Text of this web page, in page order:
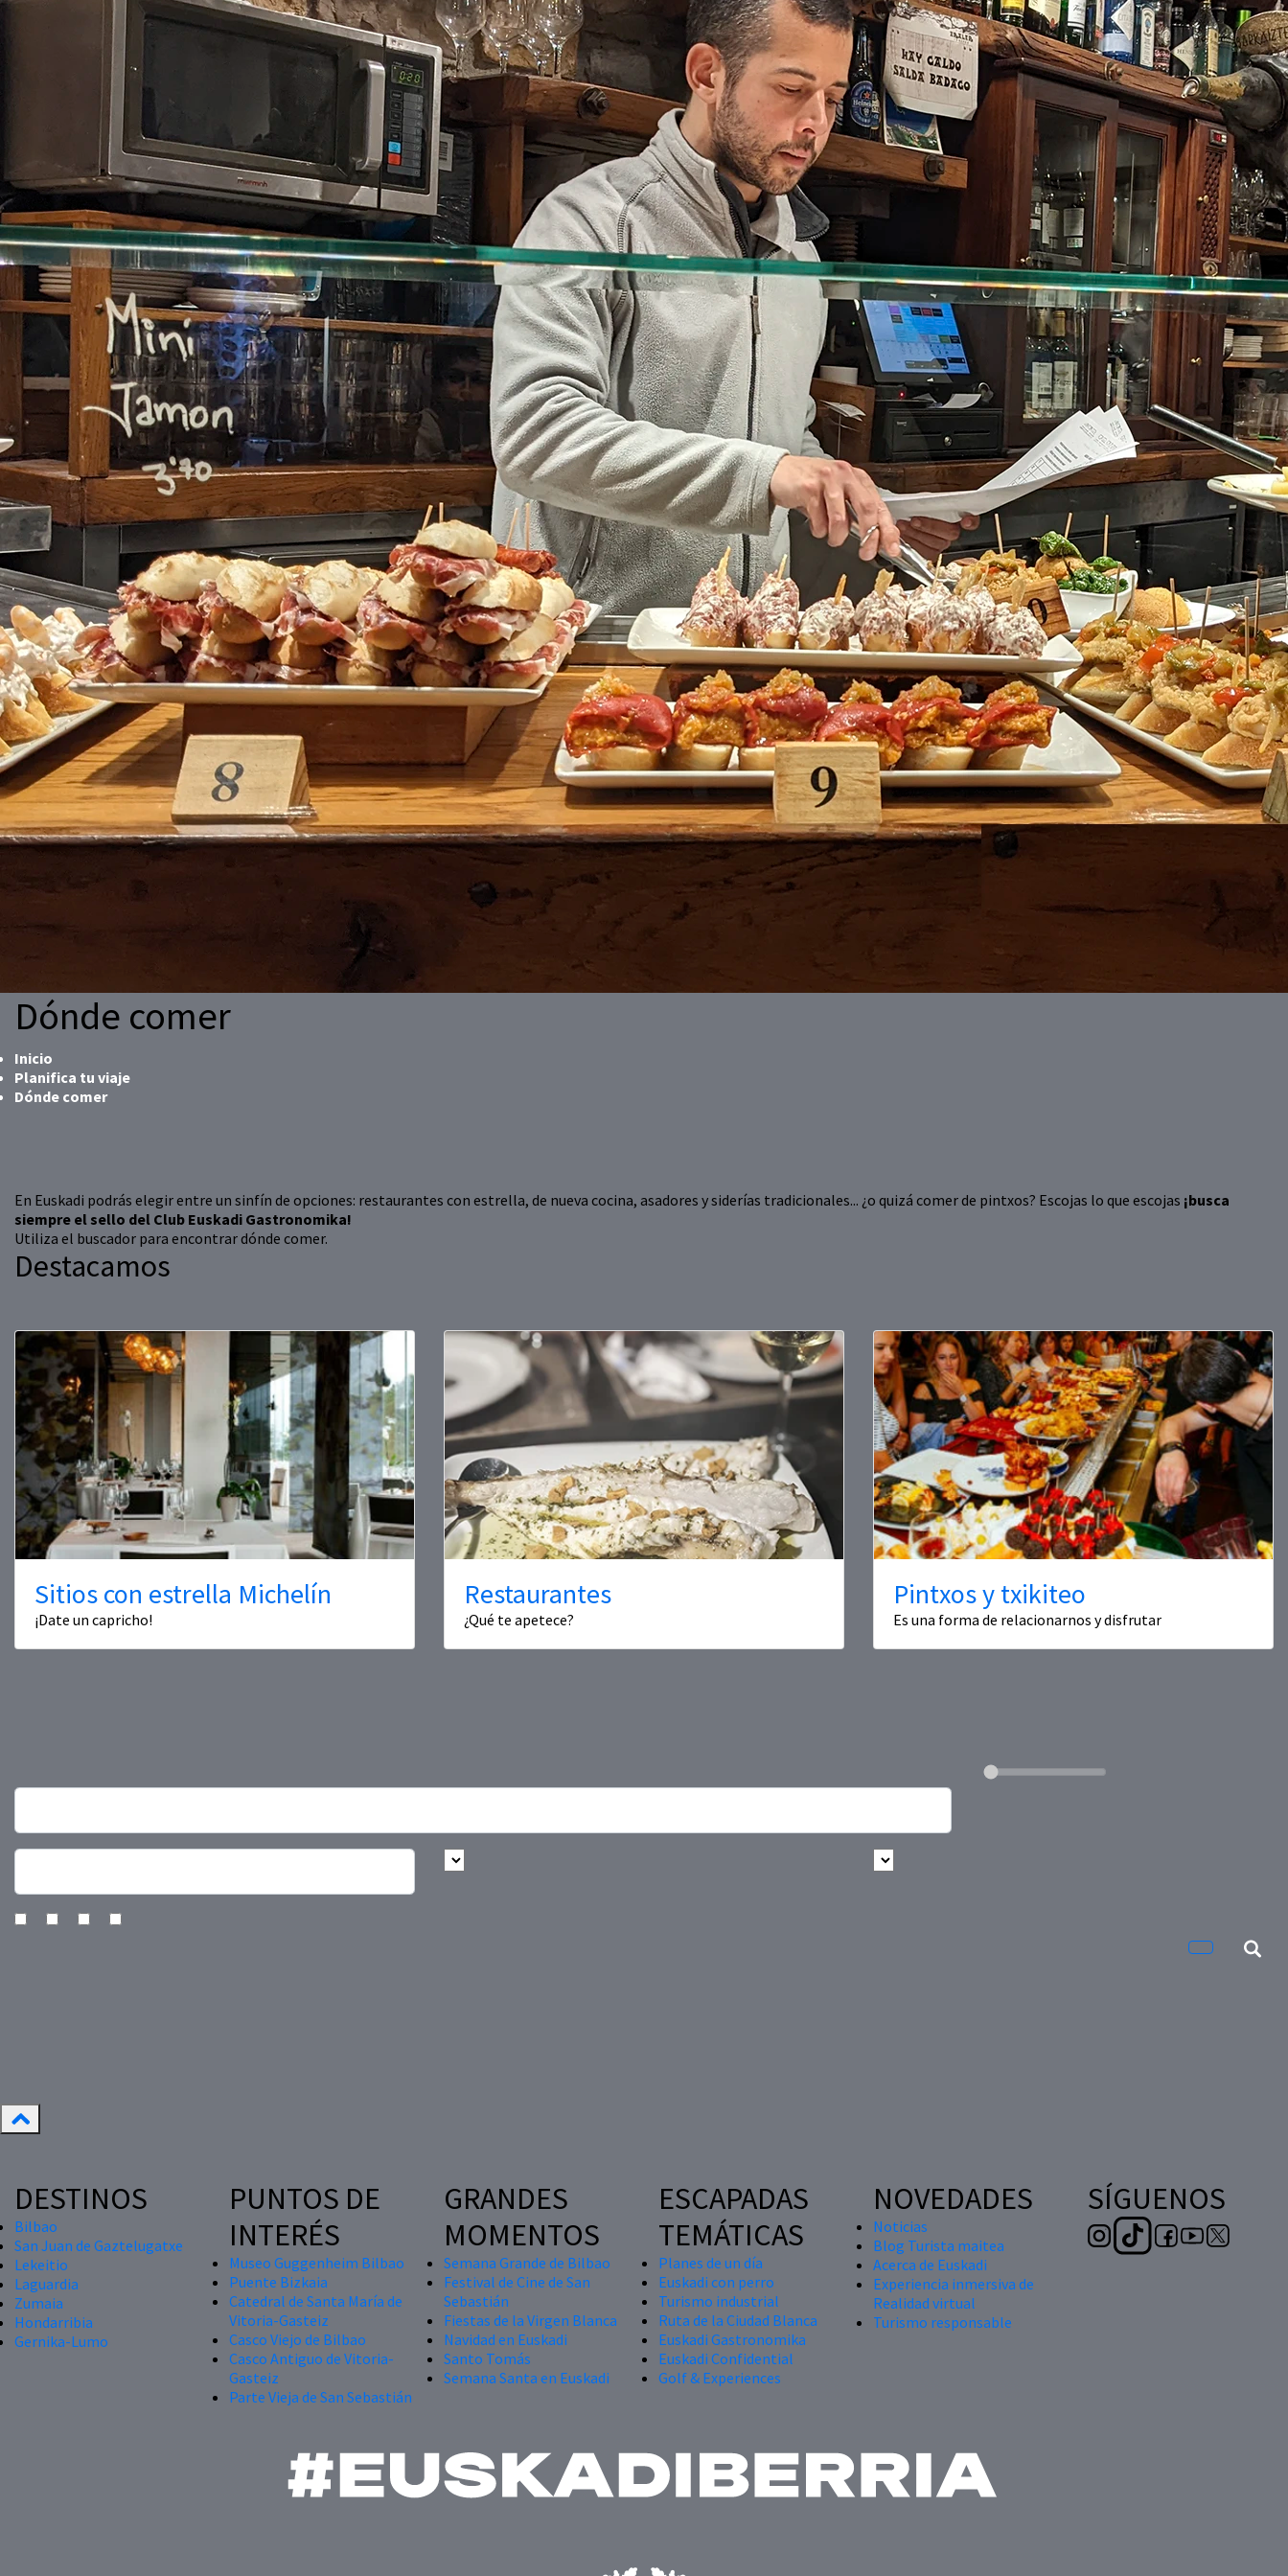
Dónde comer
Inicio
Planifica tu viaje
Dónde comer
En Euskadi podrás elegir entre un sinfín de opciones: restaurantes con estrella, de nueva cocina, asadores y siderías tradicionales... ¿o quizá comer de pintxos? Escojas lo que escojas ¡busca
siempre el sello del Club Euskadi Gastronomika!
Utiliza el buscador para encontrar dónde comer.
Destacamos
Sitios con estrella Michelín
¡Date un capricho!
Restaurantes
¿Qué te apetece?
Pintxos y txikiteo
Es una forma de relacionarnos y disfrutar
DESTINOS
Bilbao
San Juan de Gaztelugatxe
Lekeitio
Laguardia
Zumaia
Hondarribia
Gernika-Lumo
PUNTOS DE
INTERÉS
Museo Guggenheim Bilbao
Puente Bizkaia
Catedral de Santa María de
Vitoria-Gasteiz
Casco Viejo de Bilbao
Casco Antiguo de Vitoria-
Gasteiz
Parte Vieja de San Sebastián
GRANDES
MOMENTOS
Semana Grande de Bilbao
Festival de Cine de San
Sebastián
Fiestas de la Virgen Blanca
Navidad en Euskadi
Santo Tomás
Semana Santa en Euskadi
ESCAPADAS
TEMÁTICAS
Planes de un día
Euskadi con perro
Turismo industrial
Ruta de la Ciudad Blanca
Euskadi Gastronomika
Euskadi Confidential
Golf & Experiences
NOVEDADES
Noticias
Blog Turista maitea
Acerca de Euskadi
Experiencia inmersiva de
Realidad virtual
Turismo responsable
SÍGUENOS